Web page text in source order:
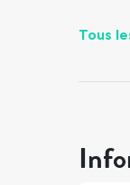
Tous